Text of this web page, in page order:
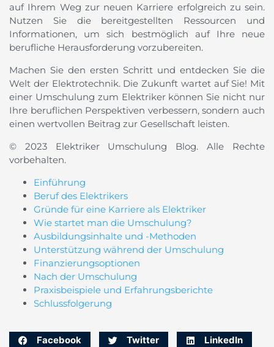
auf Ihrem Weg zur neuen Karriere erfolgreich zu sein.
Nutzen Sie die bereitgestellten Ressourcen und
Informationen, um sich bestmöglich auf Ihre neue
berufliche Herausforderung vorzubereiten.
Machen Sie den ersten Schritt und entdecken Sie die
Welt der Elektrotechnik. Die Zukunft wartet auf Sie! Mit
einer Umschulung zum Elektriker können Sie nicht nur
Ihre beruflichen Perspektiven verbessern, sondern auch
einen wertvollen Beitrag zur Gesellschaft leisten.
© 2023 Elektriker Umschulung Blog. Alle Rechte
vorbehalten.
Einführung
Beruf des Elektrikers
Gründe für eine Karriere als Elektriker
Wie startet man die Umschulung?
Ausbildungsinhalte und -Methoden
Unterstützung während der Umschulung
Finanzierungsoptionen
Nach der Umschulung
Praxisbeispiele und Erfahrungsberichte
Schlussfolgerung
Facebook Twitter LinkedIn